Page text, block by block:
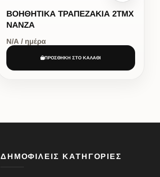
ΒΟΗΘΗΤΙΚΑ ΤΡΑΠΕΖΑΚΙΑ 2ΤΜΧ
NANZA
Ν/Α / ημέρα
ΠΡΟΣΘΗΚΗ ΣΤΟ ΚΑΛΑΘΙ
ΔΗΜΟΦΙΛΕΙΣ ΚΑΤΗΓΟΡΙΕΣ